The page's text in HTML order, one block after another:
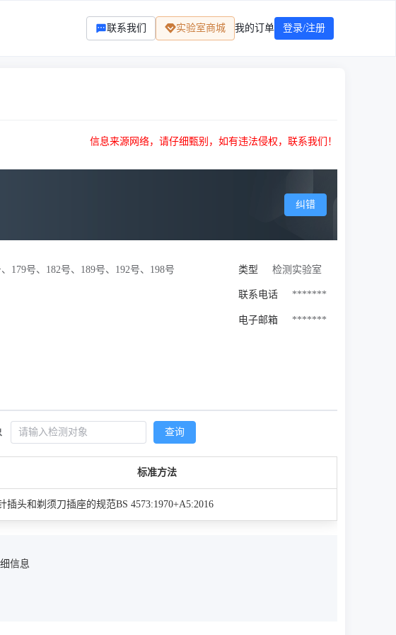
联系我们 实验室商城 我的订单 登录/注册
信息来源网络，请仔细甄别，如有违法侵权，联系我们！
纠错
179号、182号、189号、192号、198号 类型 检测实验室
联系电话 *******
电子邮箱 *******
查询
标准方法
插头和剃须刀插座的规范BS 4573:1970+A5:2016
信息